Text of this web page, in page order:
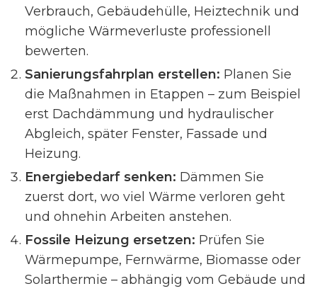
Verbrauch, Gebäudehülle, Heiztechnik und
mögliche Wärmeverluste professionell
bewerten.
Sanierungsfahrplan erstellen: Planen Sie
die Maßnahmen in Etappen – zum Beispiel
erst Dachdämmung und hydraulischer
Abgleich, später Fenster, Fassade und
Heizung.
Energiebedarf senken: Dämmen Sie
zuerst dort, wo viel Wärme verloren geht
und ohnehin Arbeiten anstehen.
Fossile Heizung ersetzen: Prüfen Sie
Wärmepumpe, Fernwärme, Biomasse oder
Solarthermie – abhängig vom Gebäude und